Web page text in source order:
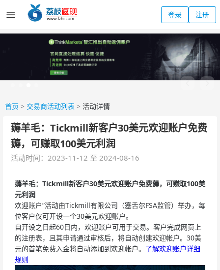
登录 注册
首页 > 交易商活动列表 > 活动详情
薅羊毛：Tickmill新客户30美元欢迎账户免费
薅，可赚取100美元利润
活动时间：2023-11-12 至 2024-08-16
薅羊毛：Tickmill新客户30美元欢迎账户免费薅，可赚取100美
元利润
欢迎账户”活动由Tickmill有限公司（塞舌尔FSA监管）举办，每
位客户仅可开设一个30美元欢迎账户。
自开设之日起60日内，欢迎账户可用于交易。客户完成网页上
的注册表，且其申请通过审核后，将自动创建欢迎帐户。30美
元的首笔免费入金将自动添加到欢迎帐户。 了解欢迎账户详细
规则